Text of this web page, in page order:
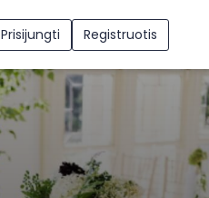
Prisijungti Registruotis